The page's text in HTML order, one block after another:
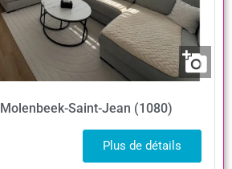
Molenbeek-Saint-Jean (1080)
Plus de détails